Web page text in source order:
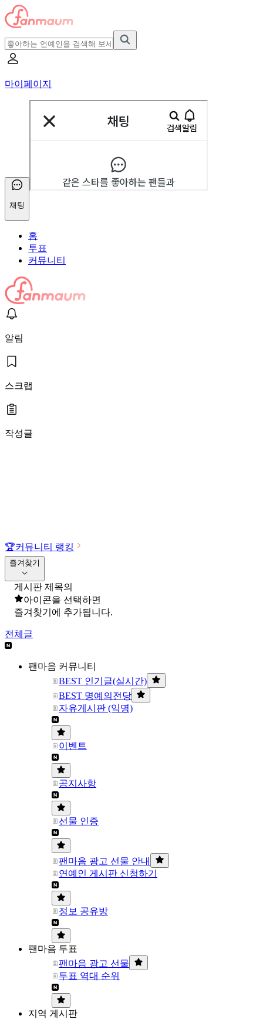
마이페이지
채팅
홈
투표
커뮤니티
알림
스크랩
작성글
🏆커뮤니티 랭킹
즐겨찾기
게시판 제목의
아이콘을 선택하면
즐겨찾기에 추가됩니다.
전체글
팬마음 커뮤니티
BEST 인기글(실시간)
BEST 명예의전당
자유게시판 (익명)
이벤트
공지사항
선물 인증
팬마음 광고 선물 안내
연예인 게시판 신청하기
정보 공유방
팬마음 투표
팬마음 광고 선물
투표 역대 순위
지역 게시판